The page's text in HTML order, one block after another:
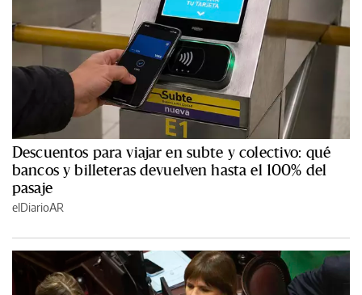
Descuentos para viajar en subte y colectivo: qué
bancos y billeteras devuelven hasta el 100% del
pasaje
elDiarioAR